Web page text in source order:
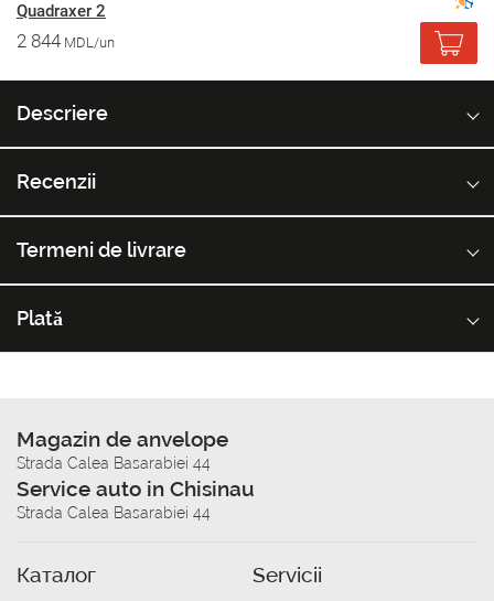
Quadraxer 2
2 844 MDL/un
Descriere
Recenzii
Termeni de livrare
Plată
Magazin de anvelope
Strada Calea Basarabiei 44
Service auto in Chisinau
Strada Calea Basarabiei 44
Каталог Servicii